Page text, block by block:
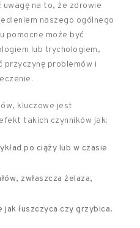
na to, że zdrowie
naszego ogólnego
pomocne może być
lub trychologiem,
problemów i
kluczowe jest
takich czynników jak:
po ciąży lub w czasie
zwłaszcza żelaza,
łuszczyca czy grzybica.